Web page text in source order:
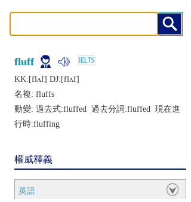
fluff
KK:[flʌf] DJ:[flʌf]
名複: fluffs
動變: 過去式:fluffed 過去分詞:fluffed 現在進
行時:fluffing
權威釋義
英語